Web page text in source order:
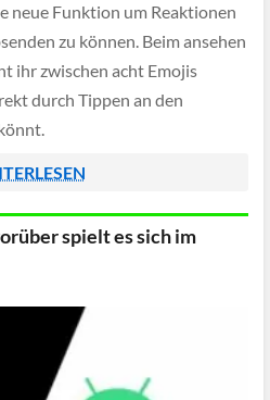
neue Funktion um Reaktionen
zu können. Beim ansehen
ihr zwischen acht Emojis
durch Tippen an den
spielt es sich im